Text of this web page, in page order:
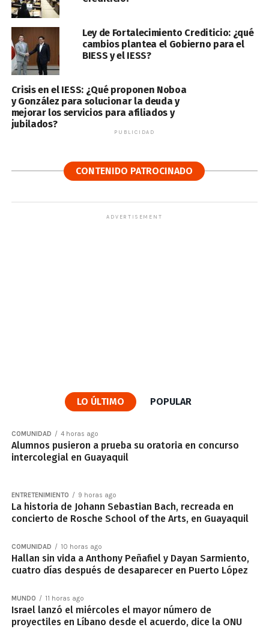
Ley de Fortalecimiento Crediticio: ¿qué
cambios plantea el Gobierno para el
BIESS y el IESS?
Crisis en el IESS: ¿Qué proponen Noboa
y González para solucionar la deuda y
mejorar los servicios para afiliados y
jubilados?
PUBLICIDAD
CONTENIDO PATROCINADO
ADVERTISEMENT
LO ÚLTIMO POPULAR
COMUNIDAD 4 horas ago
Alumnos pusieron a prueba su oratoria en concurso
intercolegial en Guayaquil
ENTRETENIMIENTO 9 horas ago
La historia de Johann Sebastian Bach, recreada en
concierto de Rosche School of the Arts, en Guayaquil
COMUNIDAD 10 horas ago
Hallan sin vida a Anthony Peñafiel y Dayan Sarmiento,
cuatro días después de desaparecer en Puerto López
MUNDO 11 horas ago
Israel lanzó el miércoles el mayor número de
proyectiles en Líbano desde el acuerdo, dice la ONU